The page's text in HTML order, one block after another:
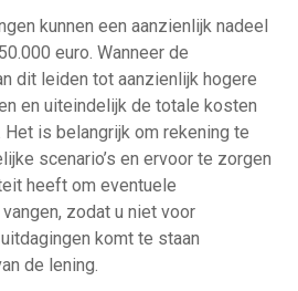
kunnen een aanzienlijk nadeel
euro. Wanneer de
dit leiden tot aanzienlijk hogere
en uiteindelijk de totale kosten
Het is belangrijk om rekening te
scenario’s en ervoor te zorgen
heeft om eventuele
zodat u niet voor
komt te staan
de lening.